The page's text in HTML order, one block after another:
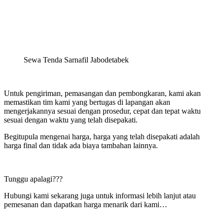
Sewa Tenda Sarnafil Jabodetabek
Untuk pengiriman, pemasangan dan pembongkaran, kami akan
memastikan tim kami yang bertugas di lapangan akan
mengerjakannya sesuai dengan prosedur, cepat dan tepat waktu
sesuai dengan waktu yang telah disepakati.
Begitupula mengenai harga, harga yang telah disepakati adalah
harga final dan tidak ada biaya tambahan lainnya.
Tunggu apalagi???
Hubungi kami sekarang juga untuk informasi lebih lanjut atau
pemesanan dan dapatkan harga menarik dari kami…